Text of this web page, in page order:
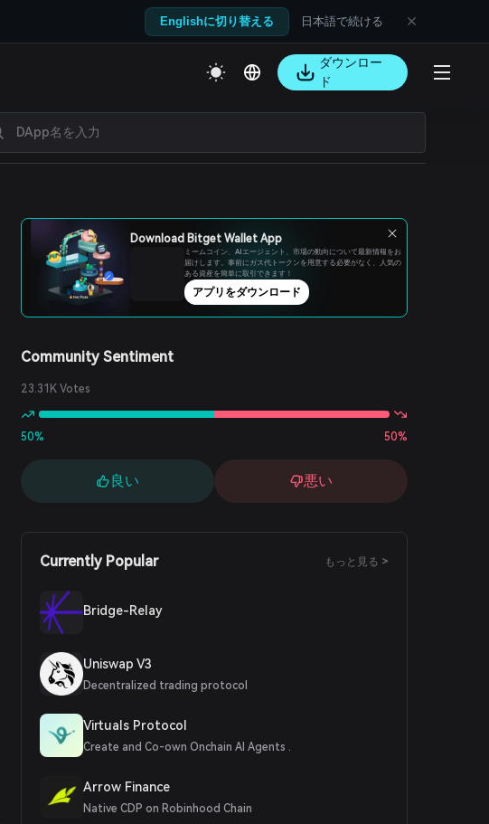
Englishに切り替える 日本語で続ける
ダウンロー
ド
Download Bitget Wallet App
ミームコイン、AIエージェント、市場の動向について最新情報をお
届けします。事前にガス代トークンを用意する必要がなく、人気の
ある資産を簡単に取引できます！
アプリをダウンロード
Community Sentiment
23.31K Votes
50% 50%
良い 悪い
Currently Popular もっと見る >
Bridge-Relay
Uniswap V3
Decentralized trading protocol
Virtuals Protocol
Create and Co-own Onchain AI Agents .
Arrow Finance
Native CDP on Robinhood Chain